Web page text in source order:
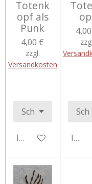
Totenk
opf als
Punk
4,00 €
zzgl.
Versandkosten
In den Warenkorb
In